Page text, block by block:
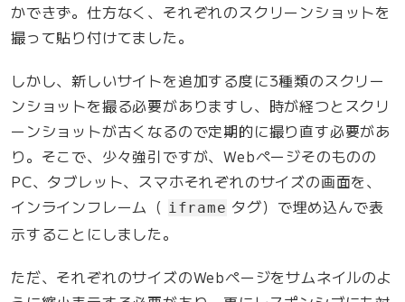
かできず。仕方なく、それぞれのスクリーンショットを
撮って貼り付けてました。
しかし、新しいサイトを追加する度に3種類のスクリー
ンショットを撮る必要がありますし、時が経つとスクリ
ーンショットが古くなるので定期的に撮り直す必要があ
り。そこで、少々強引ですが、Webページそのものの
PC、タブレット、スマホそれぞれのサイズの画面を、
インラインフレーム（ iframe タグ）で埋め込んで表
示することにしました。
ただ、それぞれのサイズのWebページをサムネイルのよ